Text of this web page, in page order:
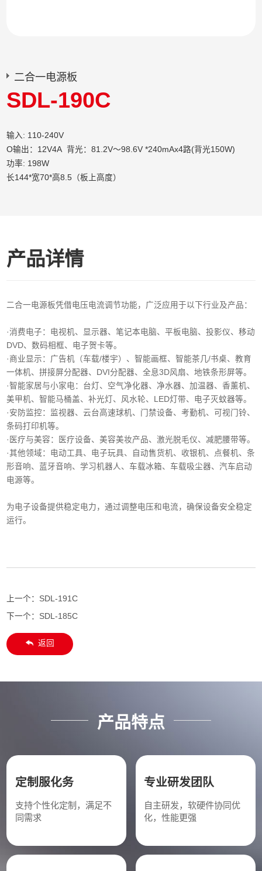
二合一电源板
SDL-190C
输入: 110-240V
O输出：12V4A 背光：81.2V～98.6V *240mAx4路(背光150W)
功率: 198W
长144*宽70*高8.5（板上高度）
产品详情
二合一电源板凭借电压电流调节功能，广泛应用于以下行业及产品：
·消费电子‌：电视机、显示器、笔记本电脑、平板电脑、投影仪、移动
DVD、数码相框、电子贺卡等。
·商业显示‌：广告机（车载/楼宇）、智能画框、智能茶几/书桌、教育
一体机、拼接屏分配器、DVI分配器、全息3D风扇、地铁条形屏等。
·智能家居与小家电‌：台灯、空气净化器、净水器、加温器、香薰机、
美甲机、智能马桶盖、补光灯、风水轮、LED灯带、电子灭蚊器等。
‌·安防监控‌：监视器、云台高速球机、门禁设备、考勤机、可视门铃、
条码打印机等。
·医疗与美容‌：医疗设备、美容美妆产品、激光脱毛仪、减肥腰带等。
‌·其他领域‌：电动工具、电子玩具、自动售货机、收银机、点餐机、条
形音响、蓝牙音响、学习机器人、车载冰箱、车载吸尘器、汽车启动
电源等。
为电子设备提供稳定电力，通过调整电压和电流，确保设备安全稳定
运行。
上一个： SDL-191C
下一个： SDL-185C
返回
产品特点
定制服化务
支持个性化定制，满足不
同需求
专业研发团队
自主研发，软硬件协同优
化，性能更强